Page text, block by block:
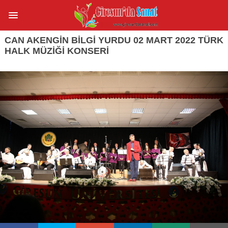
CAN AKENGİN BİLGİ YURDU 02 MART 2022 TÜRK
HALK MÜZİĞİ KONSERİ